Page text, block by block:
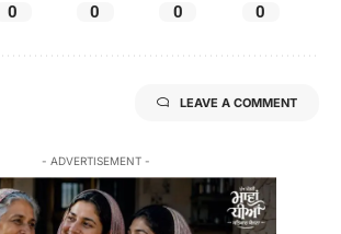
0 0 0 0
LEAVE A COMMENT
- ADVERTISEMENT -